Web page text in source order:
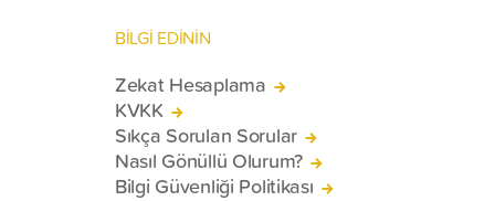
BİLGİ EDİNİN
Zekat Hesaplama
KVKK
Sıkça Sorulan Sorular
Nasıl Gönüllü Olurum?
Bilgi Güvenliği Politikası